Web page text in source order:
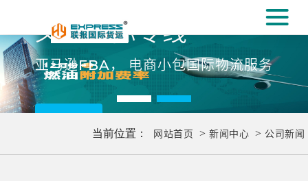
义乌国际专线
亚马逊FBA， 电商小包国际物流服务
当前位置： 网站首页 > 新闻中心 > 公司新闻